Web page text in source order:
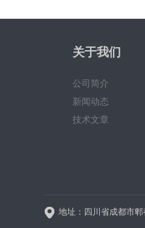
关于我们
公司简介
新闻动态
技术文章
地址：四川省成都市